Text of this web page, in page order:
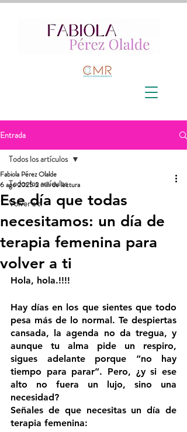
Entrada
Todos los artículos
Volver a ti
Todos los artículos
Ese día que todas
necesitamos: un día de
terapia femenina para
volver a ti
Fabiola Pérez Olalde
6 ago 20252 min de lectura
Hola, hola.!!!!
Hay días en los que sientes que todo
pesa más de lo normal. Te despiertas
cansada, la agenda no da tregua, y
aunque tu alma pide un respiro,
sigues adelante porque “no hay
tiempo para parar”. Pero, ¿y si ese
alto no fuera un lujo, sino una
necesidad?
Señales de que necesitas un día de
terapia femenina: